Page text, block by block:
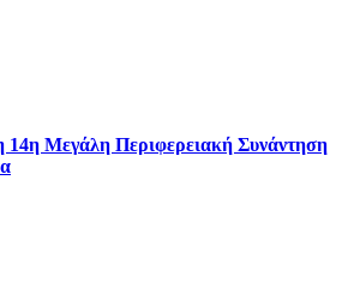
14η Μεγάλη Περιφερειακή Συνάντηση